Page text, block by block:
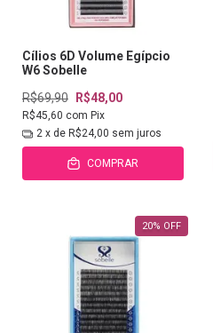
Cílios 6D Volume Egípcio
W6 Sobelle
R$69,90
R$48,00
R$45,60 com Pix
2 x de R$24,00 sem juros
COMPRAR
20% OFF